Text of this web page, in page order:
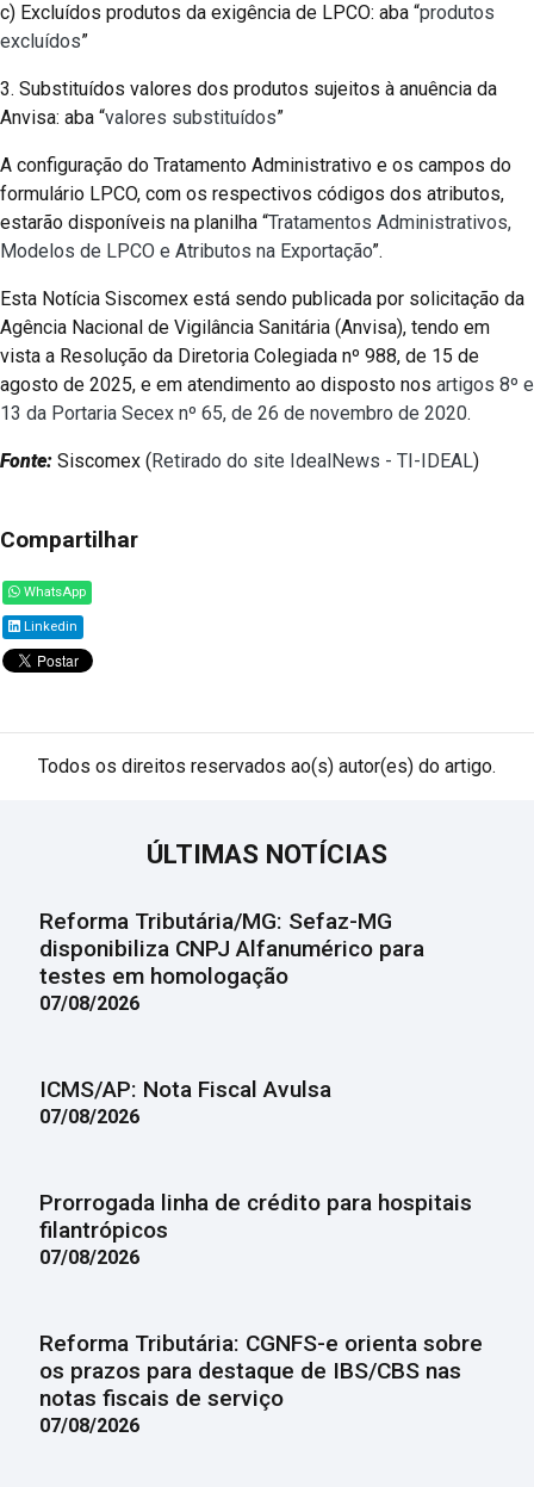
c) Excluídos produtos da exigência de LPCO: aba “produtos
excluídos”
3. Substituídos valores dos produtos sujeitos à anuência da
Anvisa: aba “valores substituídos”
A configuração do Tratamento Administrativo e os campos do
formulário LPCO, com os respectivos códigos dos atributos,
estarão disponíveis na planilha “Tratamentos Administrativos,
Modelos de LPCO e Atributos na Exportação”.
Esta Notícia Siscomex está sendo publicada por solicitação da
Agência Nacional de Vigilância Sanitária (Anvisa), tendo em
vista a Resolução da Diretoria Colegiada nº 988, de 15 de
agosto de 2025, e em atendimento ao disposto nos artigos 8º e
13 da Portaria Secex nº 65, de 26 de novembro de 2020.
Fonte: Siscomex (Retirado do site IdealNews - TI-IDEAL)
Compartilhar
WhatsApp
Linkedin
Todos os direitos reservados ao(s) autor(es) do artigo.
ÚLTIMAS NOTÍCIAS
Reforma Tributária/MG: Sefaz-MG
disponibiliza CNPJ Alfanumérico para
testes em homologação
07/08/2026
ICMS/AP: Nota Fiscal Avulsa
07/08/2026
Prorrogada linha de crédito para hospitais
filantrópicos
07/08/2026
Reforma Tributária: CGNFS-e orienta sobre
os prazos para destaque de IBS/CBS nas
notas fiscais de serviço
07/08/2026